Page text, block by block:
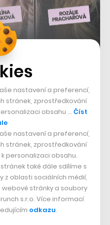
pohybovaly v řádu
přičemž nyní uvedl, že
procent. Better Stack
ocenění Startup Awards
a patří i do našeho
nastavení a preferencí,
stránek, zprostředkování
obsahu … Číst
nastavení a preferencí,
stránek, zprostředkování
personalizaci obsahu.
také dále sdílíme s
z oblasti sociálních médií,
stránky a soubory
s.r.o. Více informací
odkazu.